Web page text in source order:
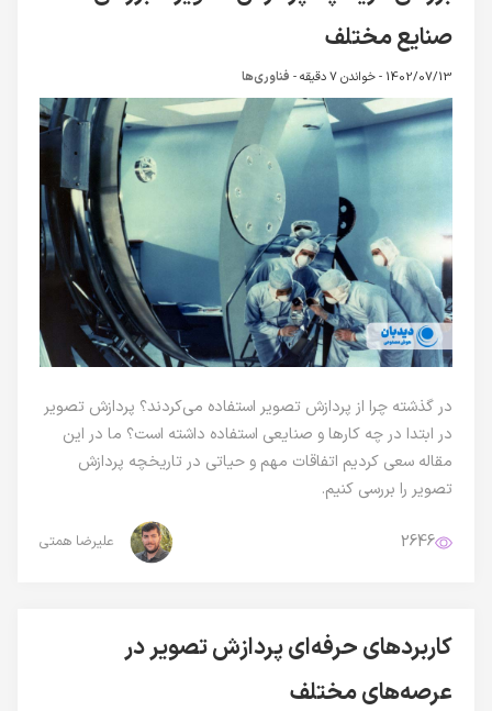
صنایع مختلف
1402/07/13 - خواندن 7 دقیقه - فناوری‌ها
در گذشته چرا از پردازش تصویر استفاده می‌کردند؟ پردازش تصویر
در ابتدا در چه کارها و صنایعی استفاده داشته است؟ ما در این
مقاله سعی کردیم اتفاقات مهم و حیاتی در تاریخچه پردازش
تصویر را بررسی کنیم.
2646 علیرضا همتی
کاربردهای حرفه‌ای پردازش تصویر در
عرصه‌های مختلف